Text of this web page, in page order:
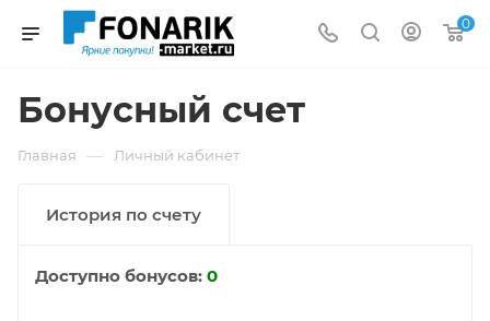
0
Бонусный счет
Главная — Личный кабинет
История по счету
Доступно бонусов: 0